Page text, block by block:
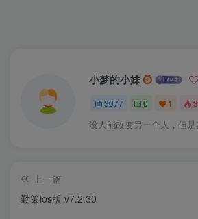
1、手机银行：我的账户、转账
维码、排队预约、自动理财和个
3、公共服务：银行公告、优惠
小梦的小妹
3077 0 1
没人能改变另一个人，但
上一篇
勤策ios版 v7.2.30